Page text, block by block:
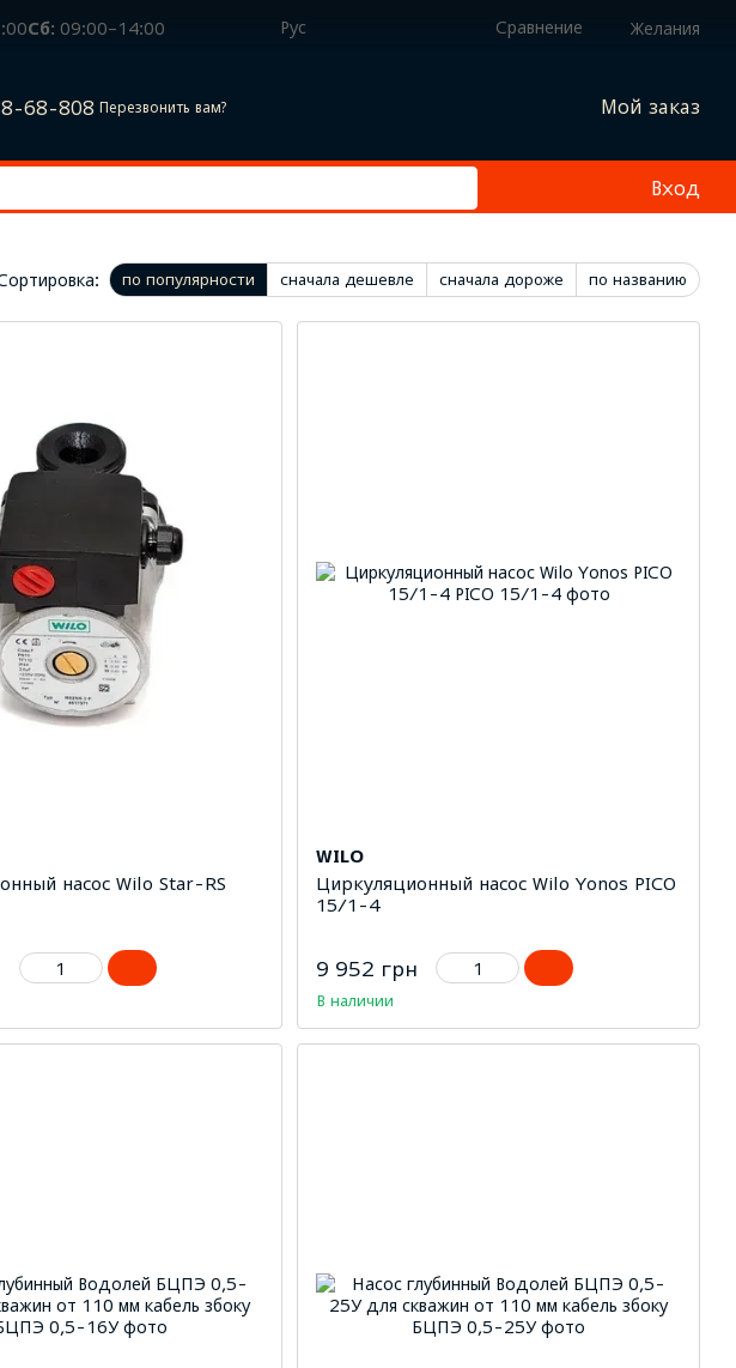
Сб: 09:00–14:00 Рус Сравнение Желания
68-808 Перезвонить вам? Мой заказ
Вход
по популярности сначала дешевле сначала дороже по названию
насос Wilo Star-RS
WILO
Циркуляционный насос Wilo Yonos PICO
15/1-4
9 952 грн
В наличии